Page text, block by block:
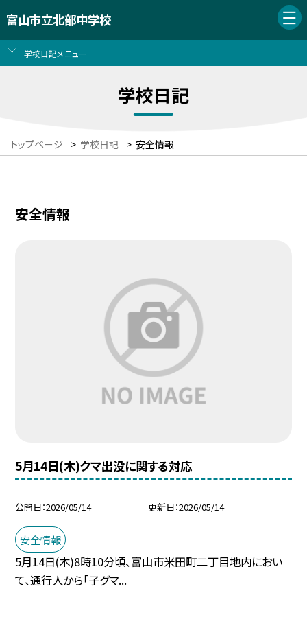
富山市立北部中学校
学校日記メニュー
学校日記
トップページ > 学校日記 > 安全情報
安全情報
5月14日(木)クマ出没に関する対応
公開日 2026/05/14 更新日 2026/05/14
安全情報
5月14日(木)8時10分頃、富山市米田町二丁目地内におい
て、通行人から「子グマ...